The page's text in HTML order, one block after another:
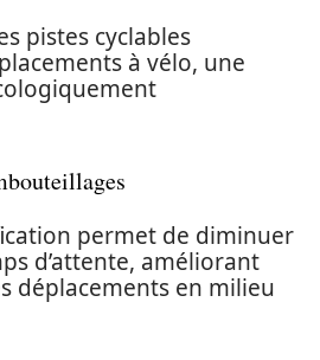
pistes cyclables
à vélo, une
permet de diminuer
d’attente, améliorant
déplacements en milieu